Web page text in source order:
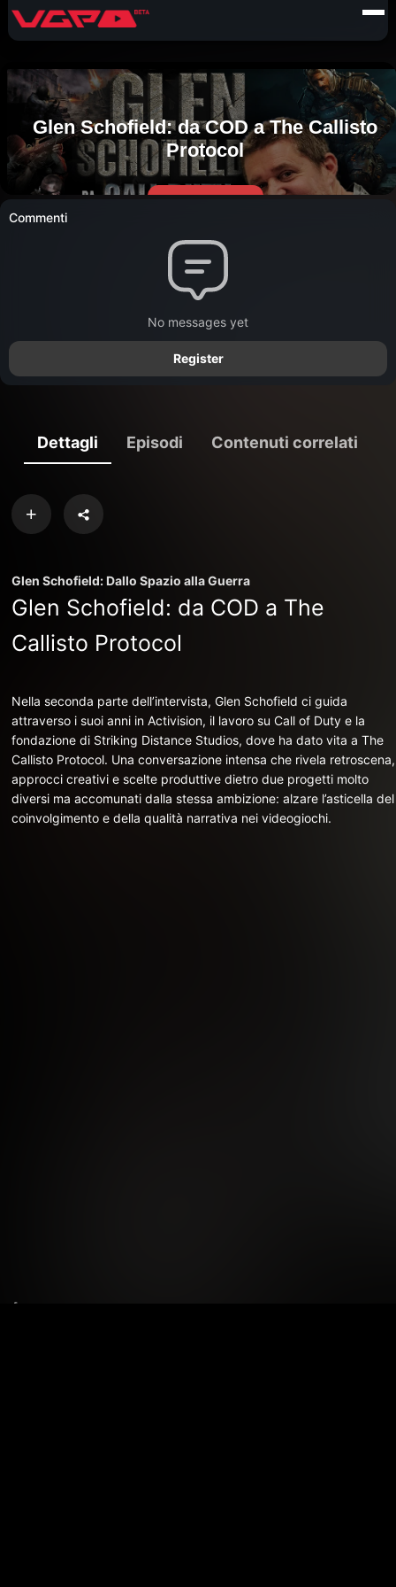
Commenti
No messages yet
Register
Dettagli Episodi Contenuti correlati
Glen Schofield: Dallo Spazio alla Guerra
Glen Schofield: da COD a The
Callisto Protocol
Nella seconda parte dell’intervista, Glen Schofield ci guida
attraverso i suoi anni in Activision, il lavoro su Call of Duty e la
fondazione di Striking Distance Studios, dove ha dato vita a The
Callisto Protocol. Una conversazione intensa che rivela retroscena,
approcci creativi e scelte produttive dietro due progetti molto
diversi ma accomunati dalla stessa ambizione: alzare l’asticella del
coinvolgimento e della qualità narrativa nei videogiochi.